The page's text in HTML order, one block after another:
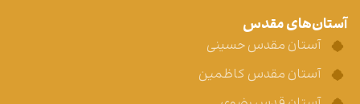
آستان‌های مقدس
آستان مقدس حسینی
آستان مقدس کاظمین